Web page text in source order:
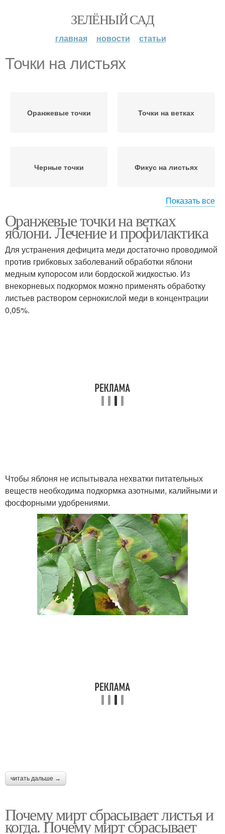
ЗЕЛЁНЫЙ САД
главная новости статьи
Точки на листьях
Оранжевые точки Точки на ветках
Черные точки Фикус на листьях
Пятна на листьях Бенджамин на листьях
Показать все
Оранжевые точки на ветках
яблони. Лечение и профилактика
Для устранения дефицита меди достаточно проводимой
против грибковых заболеваний обработки яблони
медным купоросом или бордоской жидкостью. Из
внекорневых подкормок можно применять обработку
листьев раствором сернокислой меди в концентрации
0,05%.
Чтобы яблоня не испытывала нехватки питательных
веществ необходима подкормка азотными, калийными и
фосфорными удобрениями.
читать дальше →
Почему мирт сбрасывает листья и
когда. Почему мирт сбрасывает